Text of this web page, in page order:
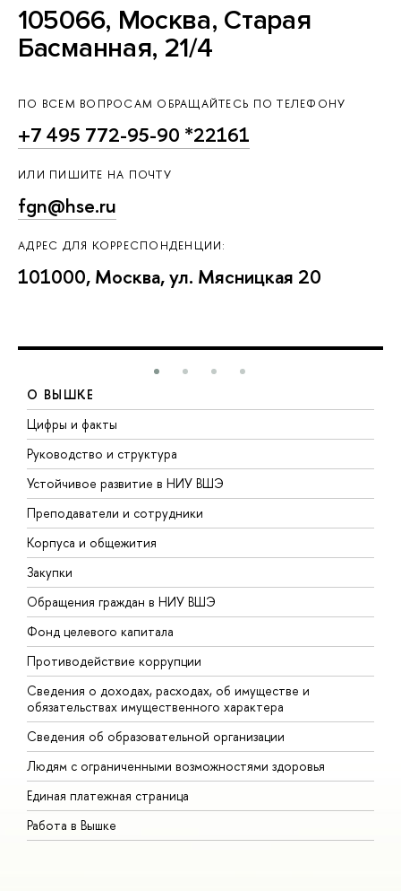
105066, Москва, Старая
Басманная, 21/4
ПО ВСЕМ ВОПРОСАМ ОБРАЩАЙТЕСЬ ПО ТЕЛЕФОНУ
+7 495 772-95-90 *22161
ИЛИ ПИШИТЕ НА ПОЧТУ
fgn@hse.ru
АДРЕС ДЛЯ КОРРЕСПОНДЕНЦИИ:
101000, Москва, ул. Мясницкая 20
О ВЫШКЕ
Цифры и факты
Руководство и структура
Устойчивое развитие в НИУ ВШЭ
Преподаватели и сотрудники
Корпуса и общежития
Закупки
Обращения граждан в НИУ ВШЭ
Фонд целевого капитала
Противодействие коррупции
Сведения о доходах, расходах, об имуществе и
обязательствах имущественного характера
Сведения об образовательной организации
Людям с ограниченными возможностями здоровья
Единая платежная страница
Работа в Вышке